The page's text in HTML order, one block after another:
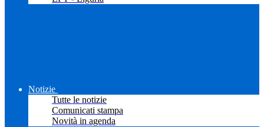
Notizie
Tutte le notizie
Comunicati stampa
Novità in agenda